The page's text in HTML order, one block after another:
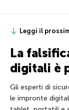
Leggi il
La
digitali è
Gli esperti di
le impronte